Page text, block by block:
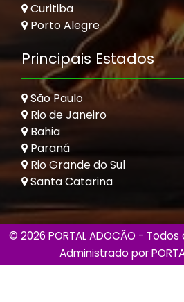
Curitiba
Porto Alegre
Principais Estados
São Paulo
Rio de Janeiro
Bahia
Paraná
Rio Grande do Sul
Santa Catarina
© 2026 PORTAL ADOCÃO -
Administrado por